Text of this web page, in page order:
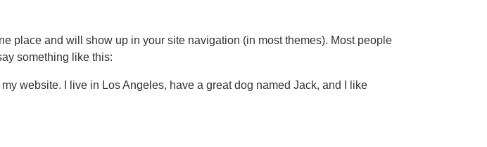
place and will show up in your site navigation (in most themes). Most people
something like this:
website. I live in Los Angeles, have a great dog named Jack, and I like